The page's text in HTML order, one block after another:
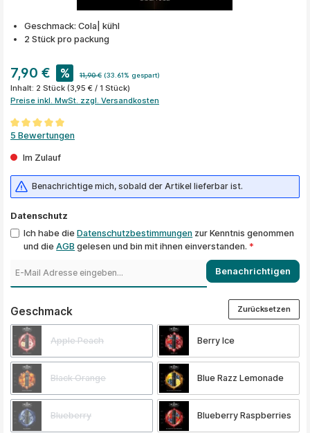
Geschmack: Cola| kühl
2 Stück pro packung
7,90 € % 11,90 € (33.61% gespart)
Inhalt: 2 Stück (3,95 € / 1 Stück)
Preise inkl. MwSt. zzgl. Versandkosten
Durchschnittliche Bewertung von 5 von 5 Sternen
5 Bewertungen
Im Zulauf
Benachrichtige mich, sobald der Artikel lieferbar ist.
Datenschutz
Ich habe dieDatenschutzbestimmungen zur Kenntnis genommen
und dieAGB gelesen und bin mit ihnen einverstanden.*
Benachrichtigen
Geschmackauswählen
Apple Peach Berry Ice
Black Orange Blue Razz Lemonade
Blueberry Blueberry Raspberries
Zurücksetzen